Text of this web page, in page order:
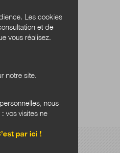
Les cookies
et de
vous réalisez.
notre site.
nous
vos visites ne
par ici !